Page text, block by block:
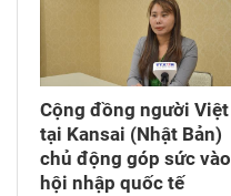
Cộng đồng người Việt
tại Kansai (Nhật Bản)
chủ động góp sức vào
hội nhập quốc tế